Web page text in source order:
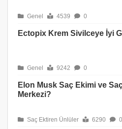
Genel 4539 0
Ectopix Krem Sivilceye İyi
Genel 9242 0
Elon Musk Saç Ekimi ve
Merkezi?
Saç Ektiren Ünlüler 6290 0